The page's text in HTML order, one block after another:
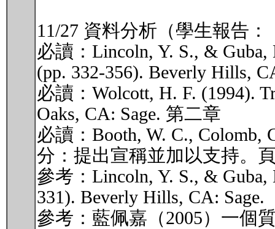
11/27 資料分析（學生報告
必讀：Lincoln, Y. S., & Guba,
(pp. 332-356). Beverly Hills,
必讀：Wolcott, H. F. (1994).
Oaks, CA: Sage. 第二章
必讀：Booth, W. C.,
分：提出宣稱並加以支持。
參考：Lincoln, Y. S., & Guba,
331). Beverly Hills, CA: Sage.
參考：藍佩嘉（2005）一個